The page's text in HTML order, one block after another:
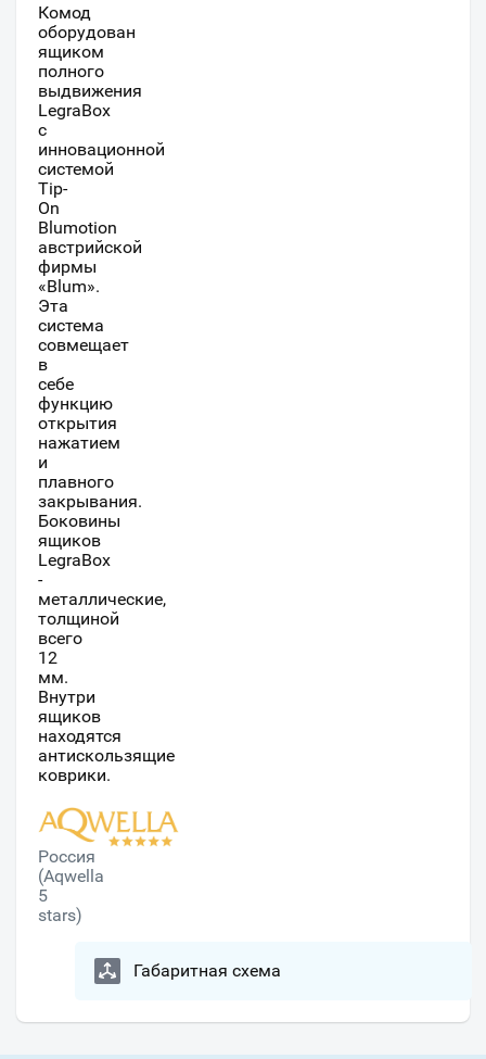
Комод
оборудован
ящиком
полного
выдвижения
LegraBox
с
инновационной
системой
Tip-
On
Blumotion
австрийской
фирмы
«Blum».
Эта
система
совмещает
в
себе
функцию
открытия
нажатием
и
плавного
закрывания.
Боковины
ящиков
LegraBox
-
металлические,
толщиной
всего
12
мм.
Внутри
ящиков
находятся
антискользящие
коврики.
Россия
(Aqwella
5
stars)
Габаритная схема